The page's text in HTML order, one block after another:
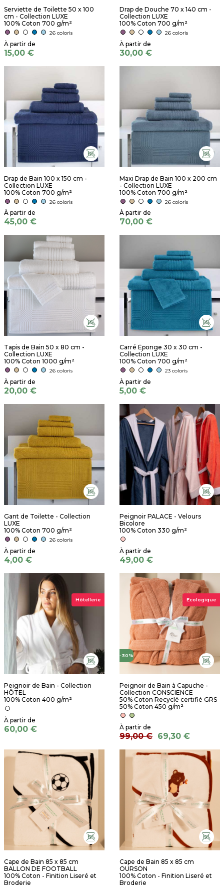
Serviette de Toilette 50 x 100
cm - Collection LUXE
100% Coton 700 g/m²
26 coloris
15,00 €
Drap de Douche 70 x 140 cm -
Collection LUXE
100% Coton 700 g/m²
26 coloris
30,00 €
Drap de Bain 100 x 150 cm -
Collection LUXE
100% Coton 700 g/m²
26 coloris
45,00 €
Maxi Drap de Bain 100 x 200 cm
- Collection LUXE
100% Coton 700 g/m²
26 coloris
70,00 €
Tapis de Bain 50 x 80 cm -
Collection LUXE
100% Coton 1000 g/m²
26 coloris
20,00 €
Carré Éponge 30 x 30 cm -
Collection LUXE
100% Coton 700 g/m²
23 coloris
5,00 €
Gant de Toilette - Collection
LUXE
100% Coton 700 g/m²
26 coloris
4,00 €
Peignoir PALACE - Velours
Bicolore
100% Coton 330 g/m²
49,00 €
Hôtellerie
Peignoir de Bain - Collection
HÔTEL
100% Coton 400 g/m²
60,00 €
-30%
Ecologique
Peignoir de Bain à Capuche -
Collection CONSCIENCE
50% Coton Recyclé certifié GRS
50% Coton 450 g/m²
99,00 € 69,30 €
Cape de Bain 85 x 85 cm
BALLON DE FOOTBALL
100% Coton - Finition Liseré et
Broderie
Cape de Bain 85 x 85 cm
OURSON
100% Coton - Finition Liseré et
Broderie